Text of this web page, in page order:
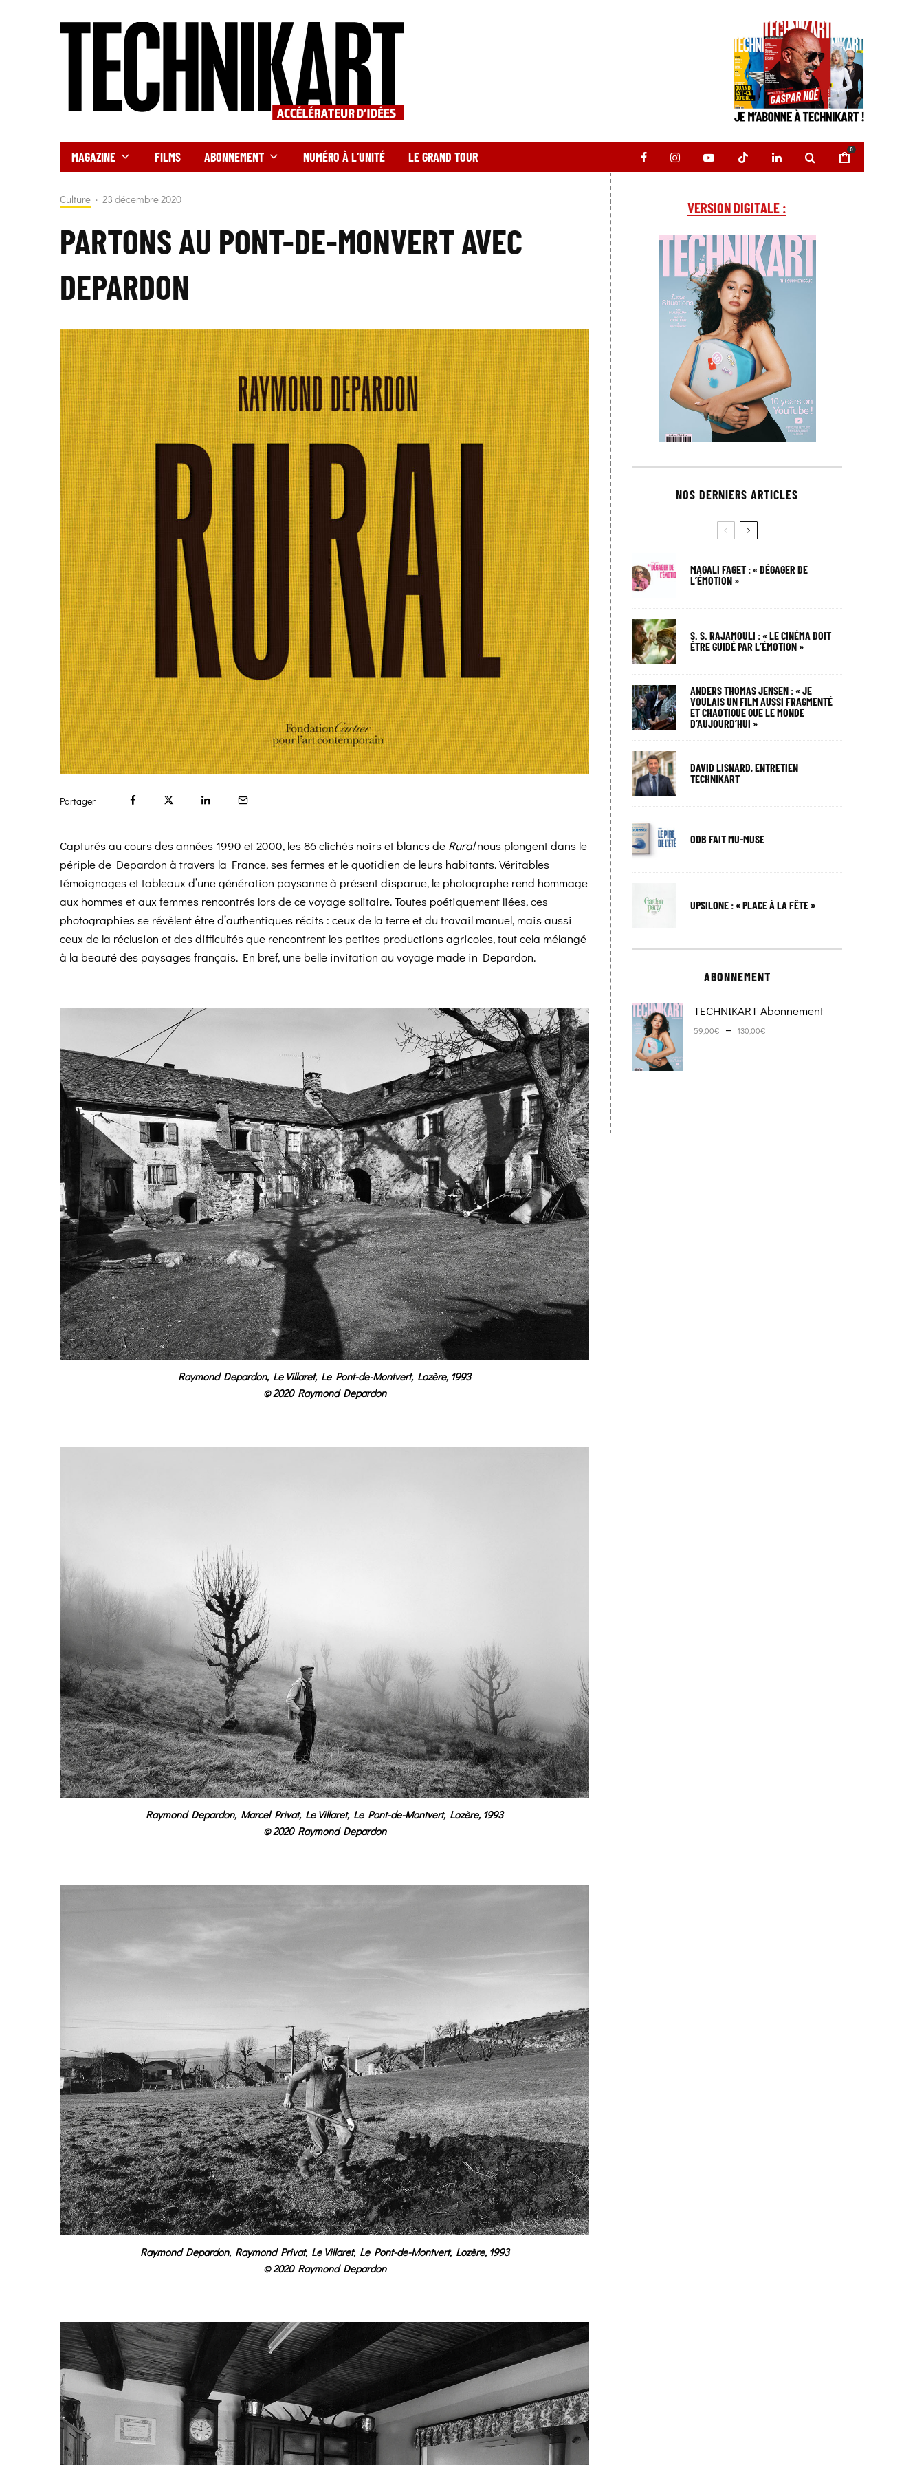
MAGAZINE FILMS ABONNEMENT NUMÉRO À L’UNITÉ LE GRAND TOUR 0
Culture · 23 décembre 2020
PARTONS AU PONT-DE-MONVERT AVEC
DEPARDON
Partager
Capturés au cours des années 1990 et 2000, les 86 clichés noirs et blancs de Ruralnous plongent dans le
périple de Depardon à travers la France, ses fermes et le quotidien de leurs habitants. Véritables
témoignages et tableaux d’une génération paysanne à présent disparue, le photographe rend hommage
aux hommes et aux femmes rencontrés lors de ce voyage solitaire. Toutes poétiquement liées, ces
photographies se révèlent être d’authentiques récits : ceux de la terre et du travail manuel, mais aussi
ceux de la réclusion et des difficultés que rencontrent les petites productions agricoles, tout cela mélangé
à la beauté des paysages français. En bref, une belle invitation au voyage made in Depardon.
Raymond Depardon, Le Villaret, Le Pont-de-Montvert, Lozère, 1993
© 2020 Raymond Depardon
Raymond Depardon, Marcel Privat, Le Villaret, Le Pont-de-Montvert, Lozère, 1993
© 2020 Raymond Depardon
Raymond Depardon, Raymond Privat, Le Villaret, Le Pont-de-Montvert, Lozère, 1993
© 2020 Raymond Depardon
VERSION DIGITALE :
NOS DERNIERS ARTICLES
MAGALI FAGET : « DÉGAGER DE
L’ÉMOTION »
S. S. RAJAMOULI : « LE CINÉMA DOIT
ÊTRE GUIDÉ PAR L’ÉMOTION »
ANDERS THOMAS JENSEN : « JE
VOULAIS UN FILM AUSSI FRAGMENTÉ
ET CHAOTIQUE QUE LE MONDE
D’AUJOURD’HUI »
DAVID LISNARD, ENTRETIEN
TECHNIKART
ODB FAIT MU-MUSE
UPSILONE : « PLACE À LA FÊTE »
ABONNEMENT
TECHNIKART Abonnement
59,00€ – 130,00€